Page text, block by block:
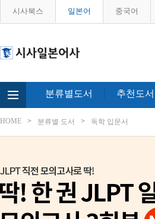
시사북스 일본어 중국어
분류별도서 추천도서
HOME 분류별 도서 독학 입문서